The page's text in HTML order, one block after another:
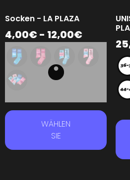
Socken - LA PLAZA
4,00€ - 12,00€
WÄHLEN
SIE